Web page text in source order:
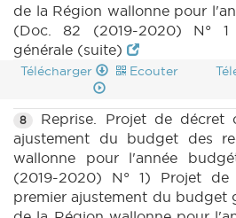
de la Région wallonne pour
(Doc. 82 (2019-2020) N° 1
générale (suite)
Télécharger Ecouter
8
Reprise. Projet de décret
ajustement du budget des
wallonne pour l'année
(2019-2020) N° 1) Projet
premier ajustement du budget